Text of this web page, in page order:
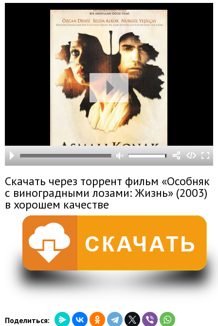
Скачать через торрент фильм «Особняк
с виноградными лозами: Жизнь» (2003)
в хорошем качестве
Поделиться: